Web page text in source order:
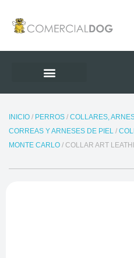
contenido
INICIO/ PERROS/ COLLARES,
CORREAS Y ARNESES DE PIEL/
MONTE CARLO/ COLLAR ART